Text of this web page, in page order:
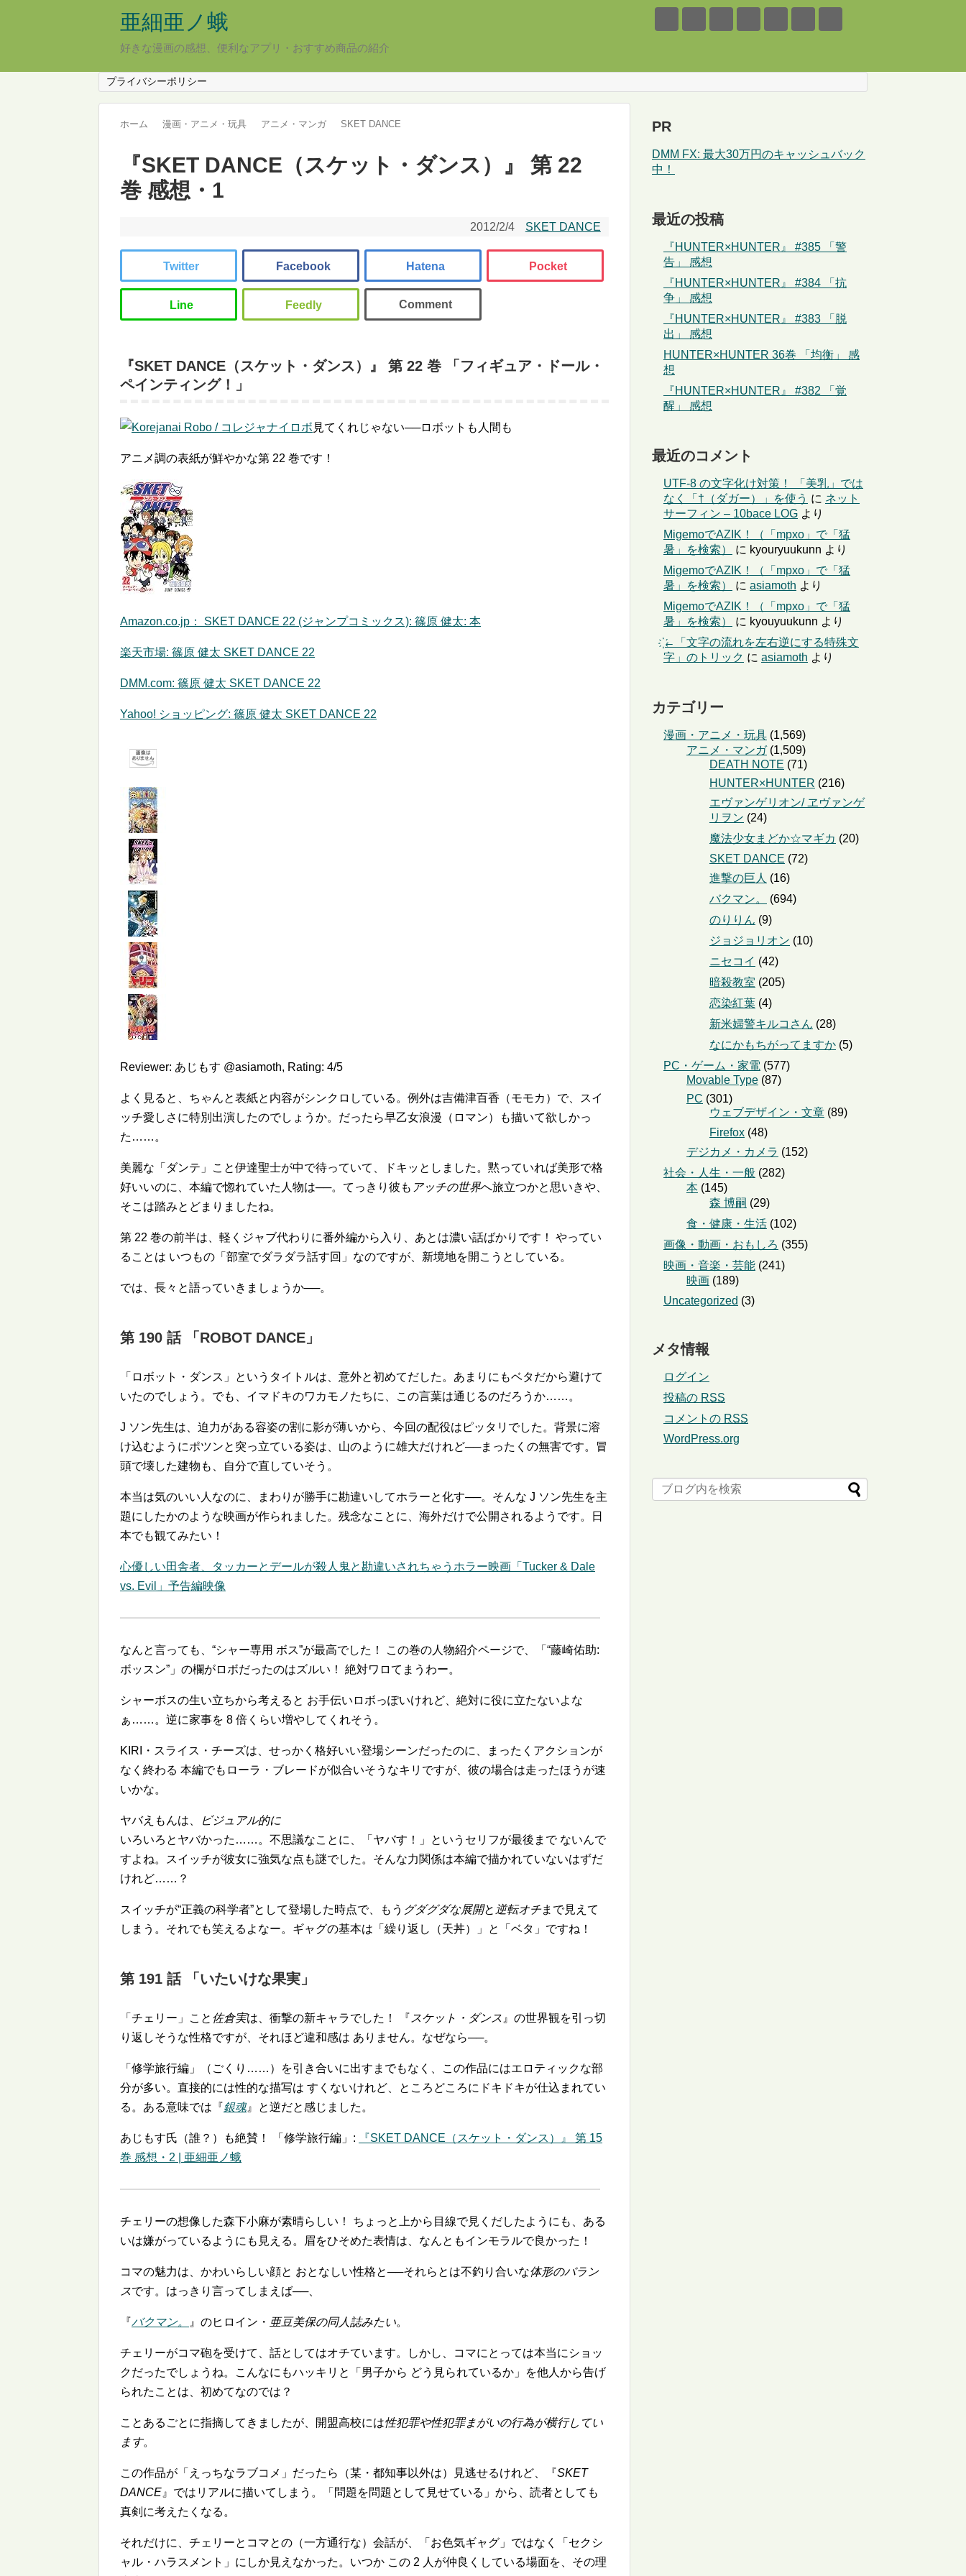
亜細亜ノ蛾
好きな漫画の感想、便利なアプリ・おすすめ商品の紹介
プライバシーポリシー
ホーム 漫画・アニメ・玩具 アニメ・マンガ SKET DANCE
『SKET DANCE（スケット・ダンス）』 第 22
巻 感想・1
2012/2/4 SKET DANCE
『SKET DANCE（スケット・ダンス）』 第 22 巻 「フィギュア・ドール・
ペインティング！」
見てくれじゃない──ロボットも人間も
アニメ調の表紙が鮮やかな第 22 巻です！
Amazon.co.jp： SKET DANCE 22 (ジャンプコミックス): 篠原 健太: 本
楽天市場: 篠原 健太 SKET DANCE 22
DMM.com: 篠原 健太 SKET DANCE 22
Yahoo! ショッピング: 篠原 健太 SKET DANCE 22
Reviewer: あじもす @asiamoth, Rating: 4/5
よく見ると、ちゃんと表紙と内容がシンクロしている。例外は吉備津百香（モモカ）で、スイ
ッチ愛しさに特別出演したのでしょうか。だったら早乙女浪漫（ロマン）も描いて欲しかっ
た……。
美麗な「ダンテ」こと伊達聖士が中で待っていて、ドキッとしました。黙っていれば美形で格
好いいのに、本編で惚れていた人物は──。てっきり彼も アッチの世界へ旅立つかと思いきや、
そこは踏みとどまりましたね。
第 22 巻の前半は、軽くジャブ代わりに番外編から入り、あとは濃い話ばかりです！ やってい
ることは いつもの「部室でダラダラ話す回」なのですが、新境地を開こうとしている。
では、長々と語っていきましょうか──。
第 190 話 「ROBOT DANCE」
「ロボット・ダンス」というタイトルは、意外と初めてだした。あまりにもベタだから避けて
いたのでしょう。でも、イマドキのワカモノたちに、この言葉は通じるのだろうか……。
J ソン先生は、迫力がある容姿の割に影が薄いから、今回の配役はピッタリでした。背景に溶
け込むようにポツンと突っ立ている姿は、山のように雄大だけれど──まったくの無害です。冒
頭で壊した建物も、自分で直していそう。
本当は気のいい人なのに、まわりが勝手に勘違いしてホラーと化す──。そんな J ソン先生を主
題にしたかのような映画が作られました。残念なことに、海外だけで公開されるようです。日
本でも観てみたい！
心優しい田舎者、タッカーとデールが殺人鬼と勘違いされちゃうホラー映画「Tucker & Dale
vs. Evil」予告編映像
なんと言っても、 シャー専用 ボス が最高でした！ この巻の人物紹介ページで、「
藤崎佑助:
ボッスン
」の欄がロボだったのはズルい！ 絶対ワロてまうわー。
シャーボスの生い立ちから考えると お手伝いロボっぽいけれど、絶対に役に立たないよな
ぁ……。逆に家事を 8 倍くらい増やしてくれそう。
KIRI・スライス・チーズは、せっかく格好いい登場シーンだったのに、まったくアクションが
なく終わる 本編でもローラ・ブレードが似合いそうなキリですが、彼の場合は走ったほうが速
いかな。
ヤバえもんは、
ビジュアル的に
いろいろとヤバかった……。不思議なことに、「ヤバす！」というセリフが最後まで ないんで
すよね。スイッチが彼女に強気な点も謎でした。そんな力関係は本編で描かれていないはずだ
けれど……？
スイッチが 正義の科学者 として登場した時点で、もう グダグダな展開と 逆転オチまで見えて
しまう。それでも笑えるよなー。ギャグの基本は「繰り返し（天丼）」と「ベタ」ですね！
第 191 話 「いたいけな果実」
「チェリー」こと 佐倉実は、衝撃の新キャラでした！ 『 スケット・ダンス 』の世界観を引っ切
り返しそうな性格ですが、それほど違和感は ありません。なぜなら──。
「修学旅行編」（ごくり……）を引き合いに出すまでもなく、この作品にはエロティックな部
分が多い。直接的には性的な描写は すくないけれど、ところどころにドキドキが仕込まれてい
る。ある意味では『銀魂 』と逆だと感じました。
あじもす氏（誰？）も絶賛！ 「修学旅行編」:
『SKET DANCE（スケット・ダンス）』 第 15
巻 感想・2 | 亜細亜ノ蛾
チェリーの想像した森下小麻が素晴らしい！ ちょっと上から目線で見くだしたようにも、ある
いは嫌がっているようにも見える。眉をひそめた表情は、なんともインモラルで良かった！
コマの魅力は、かわいらしい顔と おとなしい性格と──それらとは不釣り合いな体形のバラン
スです。はっきり言ってしまえば──、
『バクマン。 』のヒロイン・ 亜豆美保の同人誌みたい。
チェリーがコマ砲を受けて、話としてはオチています。しかし、コマにとっては本当にショッ
クだったでしょうね。こんなにもハッキリと「男子から どう見られているか」を他人から告げ
られたことは、初めてなのでは？
ことあるごとに指摘してきましたが、開盟高校には性犯罪や性犯罪まがいの行為が横行してい
ます。
この作品が「えっちなラブコメ」だったら（某・都知事以外は）見逃せるけれど、『SKET
DANCE 』ではリアルに描いてしまう。「問題を問題として見せている」から、読者としても
真剣に考えたくなる。
それだけに、チェリーとコマとの（一方通行な）会話が、「お色気ギャグ」ではなく「セクシ
ャル・ハラスメント」にしか見えなかった。いつか この 2 人が仲良くしている場面を、その理
PR
DMM FX: 最大30万円のキャッシュバック
中！
最近の投稿
『HUNTER×HUNTER』 #385 「警
告」 感想
『HUNTER×HUNTER』 #384 「抗
争」 感想
『HUNTER×HUNTER』 #383 「脱
出」 感想
HUNTER×HUNTER 36巻 「均衡」 感
想
『HUNTER×HUNTER』 #382 「覚
醒」 感想
最近のコメント
UTF-8 の文字化け対策！ 「美乳」では
なく「†（ダガー）」を使う に ネット
サーフィン – 10bace LOG より
MigemoでAZIK！（「mpxo」で「猛
暑」を検索）
に kyouryuukunn より
MigemoでAZIK！（「mpxo」で「猛
暑」を検索）
に asiamoth より
MigemoでAZIK！（「mpxo」で「猛
暑」を検索）
に kyouyuukunn より
҉←「文字の流れを左右逆にする特殊文
字」のトリック に asiamoth より
カテゴリー
漫画・アニメ・玩具 (1,569)
アニメ・マンガ(1,509)
DEATH NOTE (71)
HUNTER×HUNTER (216)
エヴァンゲリオン/ ヱヴァンゲ
リヲン (24)
魔法少女まどか☆マギカ (20)
SKET DANCE (72)
進撃の巨人 (16)
バクマン。
(694)
のりりん (9)
ジョジョリオン (10)
ニセコイ (42)
暗殺教室 (205)
恋染紅葉 (4)
新米婦警キルコさん (28)
なにかもちがってますか (5)
PC・ゲーム・家電 (577)
Movable Type (87)
PC (301)
ウェブデザイン・文章 (89)
Firefox (48)
デジカメ・カメラ (152)
社会・人生・一般 (282)
本 (145)
森 博嗣 (29)
食・健康・生活 (102)
画像・動画・おもしろ (355)
映画・音楽・芸能 (241)
映画 (189)
Uncategorized (3)
メタ情報
ログイン
投稿の RSS
コメントの RSS
WordPress.org